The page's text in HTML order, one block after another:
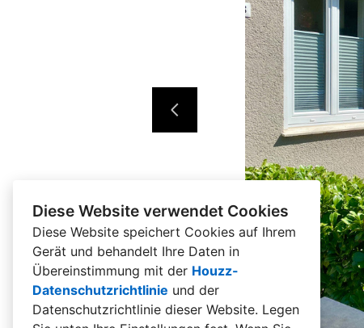
Diese Website verwendet Cookies
Diese Website speichert Cookies auf Ihrem
Gerät und behandelt Ihre Daten in
Übereinstimmung mit der Houzz-
Datenschutzrichtlinie und der
Datenschutzrichtlinie dieser Website. Legen